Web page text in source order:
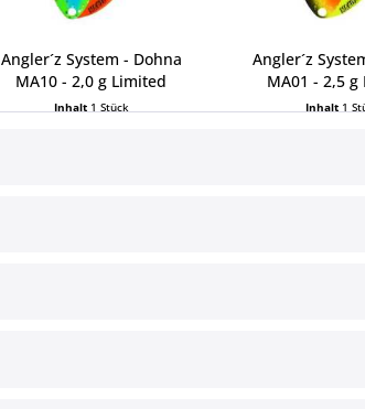
Angler´z System - Dohna
MA10 - 2,0 g Limited
Inhalt 1 Stück
Angler´z
MA01 - 2,5 g
Inhalt 1